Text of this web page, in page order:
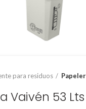
para residuos
Vaivén 53